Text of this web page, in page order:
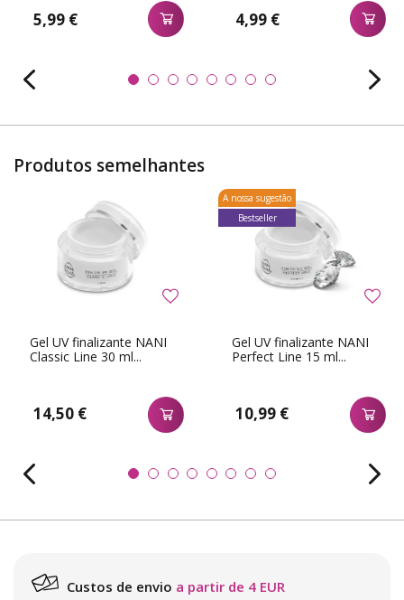
5,99 € 4,99 €
Produtos semelhantes
Gel UV finalizante NANI
Classic Line 30 ml...
14,50 €
Gel UV finalizante NANI
Perfect Line 15 ml...
10,99 €
A nossa sugestão
Bestseller
Custos de envio a partir de 4 EUR